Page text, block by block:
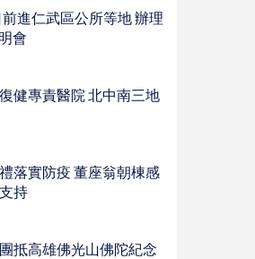
進仁武區公所等地 辦理
會
健專責醫院 北中南三地
落實防疫 董座翁朝棟感
持
抵高雄佛光山佛陀紀念